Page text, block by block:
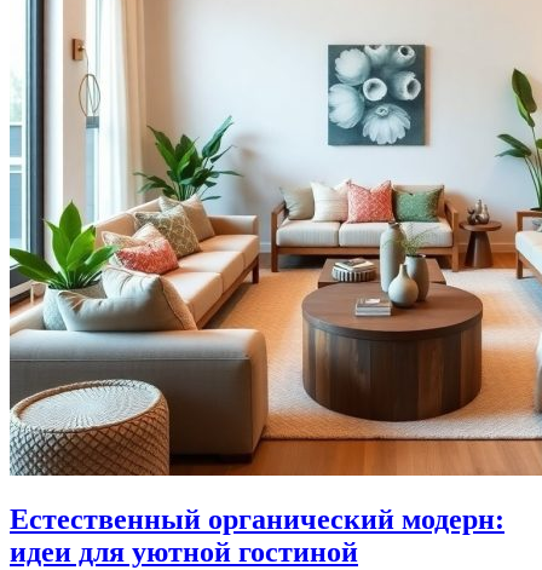
Естественный органический модерн:
идеи для уютной гостиной